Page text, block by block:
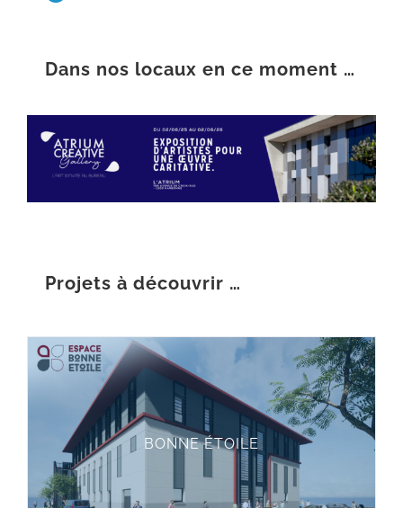
Dans nos locaux en ce moment …
Projets à découvrir …
BONNE ÉTOILE